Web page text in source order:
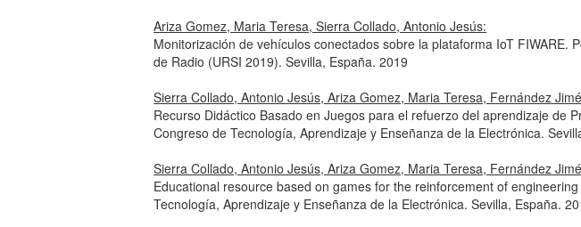
Ariza Gomez, Maria Teresa, Sierra Collado, Antonio Jesús:
Monitorización de vehículos conectados sobre la plataforma IoT
de Radio (URSI 2019). Sevilla, España. 2019
Sierra Collado, Antonio Jesús, Ariza Gomez, Maria Teresa, Fernández
Recurso Didáctico Basado en Juegos para el refuerzo del aprendizaje de
Congreso de Tecnología, Aprendizaje y Enseñanza de la Electrónica.
Sierra Collado, Antonio Jesús, Ariza Gomez, Maria Teresa, Fernández
Educational resource based on games for the reinforcement of
Tecnología, Aprendizaje y Enseñanza de la Electrónica. Sevilla, España.